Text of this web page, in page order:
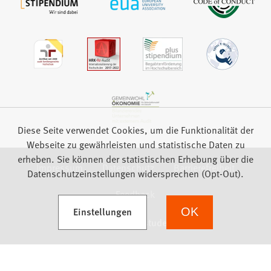
Impressum Datenschutz
Barrierefreiheit
Feedback
Diese Seite verwendet Cookies, um die Funktionalität der
Webseite zu gewährleisten und statistische Daten zu
erheben. Sie können der statistischen Erhebung über die
Datenschutzeinstellungen widersprechen (Opt-Out).
Einstellungen
(Öffnet in einem neuen Tab) OK